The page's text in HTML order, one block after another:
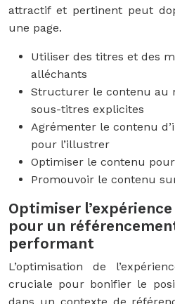
attractif et pertinent peut
une page.
Utiliser des titres et des
alléchants
Structurer le contenu au
sous-titres explicites
Agrémenter le contenu
pour l’illustrer
Optimiser le contenu
Promouvoir le contenu
Optimiser
pour un
performant
L’optimisation de
cruciale pour bonifier le